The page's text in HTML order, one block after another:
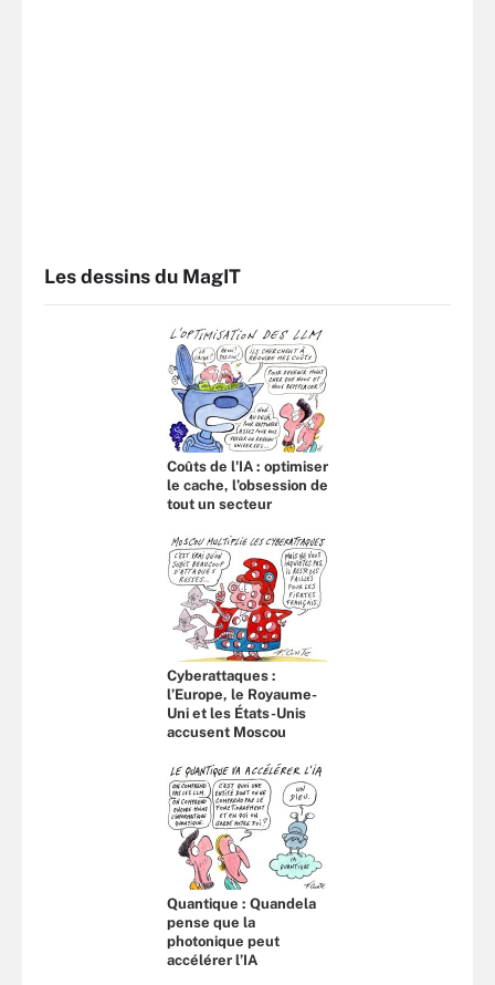
Les dessins du MagIT
Coûts de l'IA : optimiser
le cache, l’obsession de
tout un secteur
Cyberattaques :
l’Europe, le Royaume-
Uni et les États-Unis
accusent Moscou
Quantique : Quandela
pense que la
photonique peut
accélérer l’IA